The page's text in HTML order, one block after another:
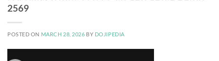
2569
POSTED ON MARCH 28, 2026 BY DOJIPEDIA